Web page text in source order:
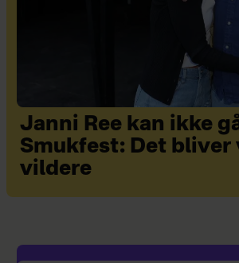
Janni Ree kan ikke
Smukfest: Det bliver
vildere